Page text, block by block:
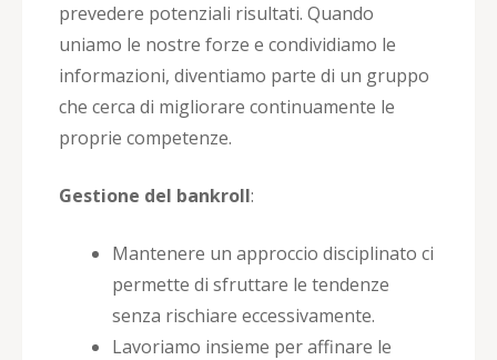
prevedere potenziali risultati. Quando
uniamo le nostre forze e condividiamo le
informazioni, diventiamo parte di un gruppo
che cerca di migliorare continuamente le
proprie competenze.
Gestione del bankroll:
Mantenere un approccio disciplinato ci
permette di sfruttare le tendenze
senza rischiare eccessivamente.
Lavoriamo insieme per affinare le